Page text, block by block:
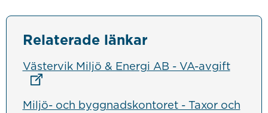
Relaterade länkar
Västervik Miljö & Energi AB - VA-avgiftLänk
Miljö- och byggnadskontoret - Taxor och